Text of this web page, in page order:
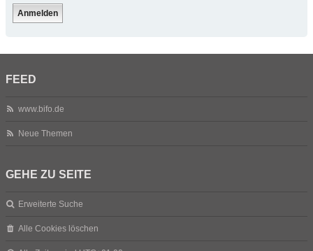
FEED
www.bifo.de
Neue Themen
GEHE ZU SEITE
Erweiterte Suche
Alle Cookies löschen